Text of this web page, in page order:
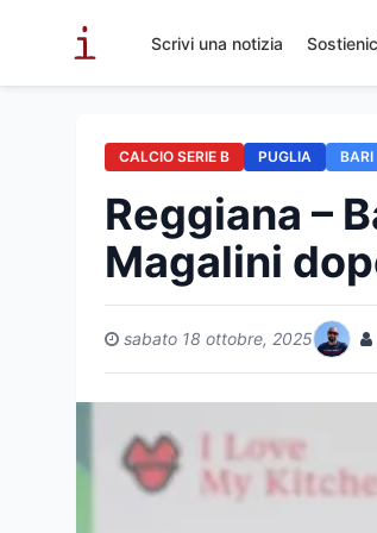
Scrivi una notizia
CALCIO SERIE B PUGLIA BARI
Reggiana –
Magalini
sabato 18 ottobre, 2025